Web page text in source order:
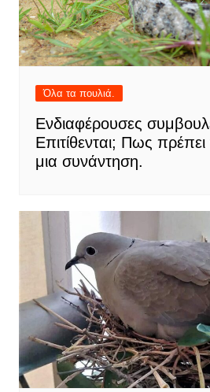
Όλα τα πουλιά.
Ενδιαφέρουσες
Επιτίθενται; Πως πρέπει
μια συνάντηση.